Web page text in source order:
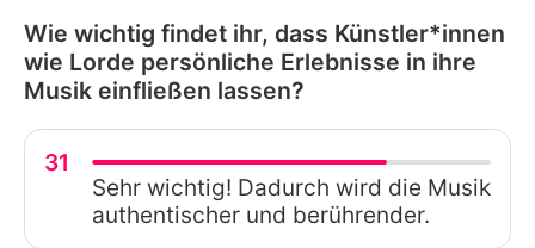
Wie wichtig findet ihr, dass Künstler*innen
wie Lorde persönliche Erlebnisse in ihre
Musik einfließen lassen?
31
Sehr wichtig! Dadurch wird die Musik
authentischer und berührender.